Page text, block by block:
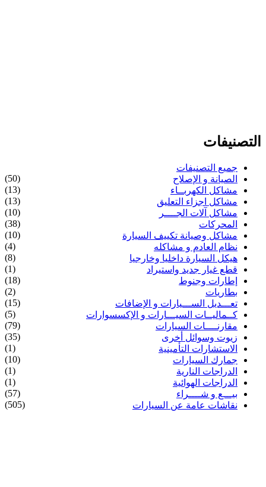
التصنيفات
جميع التصنيفات
الصيانة و الإصلاح
(50)
مشاكل الكهربــاء
(13)
مشاكل اجزاء التعليق
(13)
مشاكل آلات الجــــر
(10)
المحركات
(38)
مشاكل وصيانة تكييف السيارة
(10)
نظام العادم و مشاكله
(4)
هيكل السيارة داخليا وخارجيا
(8)
قطع غيار جديد واستيراد
(1)
إطارات وجنوط
(18)
بطاريات
(2)
تعـــديل الســـيارات و الإضافات
(15)
كــماليــات السيـــارات و الإكسسوارات
(5)
مقارنــــات السيارات
(79)
زيوت وسوائل أخرى
(35)
الاستشارات التأمينية
(1)
جمارك السيارات
(10)
الدراجات النارية
(1)
الدراجات الهوائية
(1)
بيـــع و شــــراء
(57)
نقاشات عامة عن السيارات
(505)